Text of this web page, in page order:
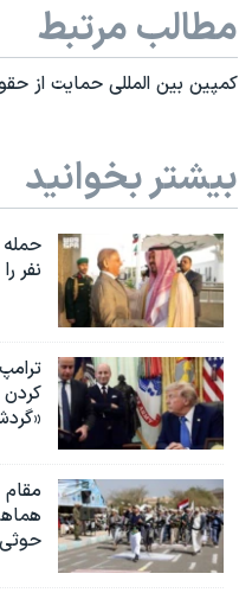
مطالب مرتبط
کمپین بین المللی حمایت از
بیشتر بخوانید
نفر